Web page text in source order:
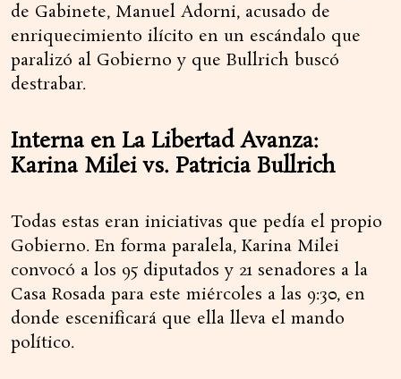
de Gabinete, Manuel Adorni, acusado de
enriquecimiento ilícito en un escándalo que
paralizó al Gobierno y que Bullrich buscó
destrabar.
Interna en La Libertad Avanza:
Karina Milei vs. Patricia Bullrich
Todas estas eran iniciativas que pedía el propio
Gobierno. En forma paralela, Karina Milei
convocó a los 95 diputados y 21 senadores a la
Casa Rosada para este miércoles a las 9:30, en
donde escenificará que ella lleva el mando
político.